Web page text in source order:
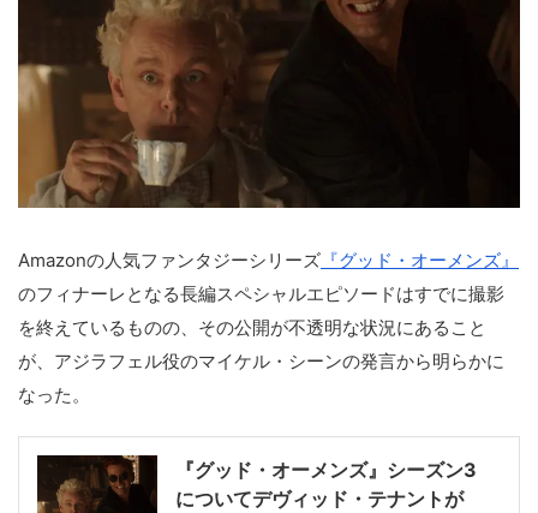
Amazonの人気ファンタジーシリーズ 『グッド・オーメンズ』
のフィナーレとなる長編スペシャルエピソードはすでに撮影
を終えているものの、その公開が不透明な状況にあること
が、アジラフェル役のマイケル・シーンの発言から明らかに
なった。
『グッド・オーメンズ』シーズン3
についてデヴィッド・テナントが